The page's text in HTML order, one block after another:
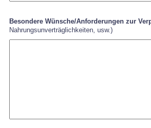
Besondere Wünsche/Anforderungen zur
Nahrungsunverträglichkeiten, usw.)